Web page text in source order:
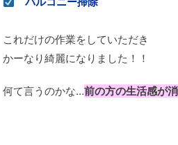
これだけの作業をしていただき
かーなり綺麗になりました！！
何て言うのかな…前の方の生活感が